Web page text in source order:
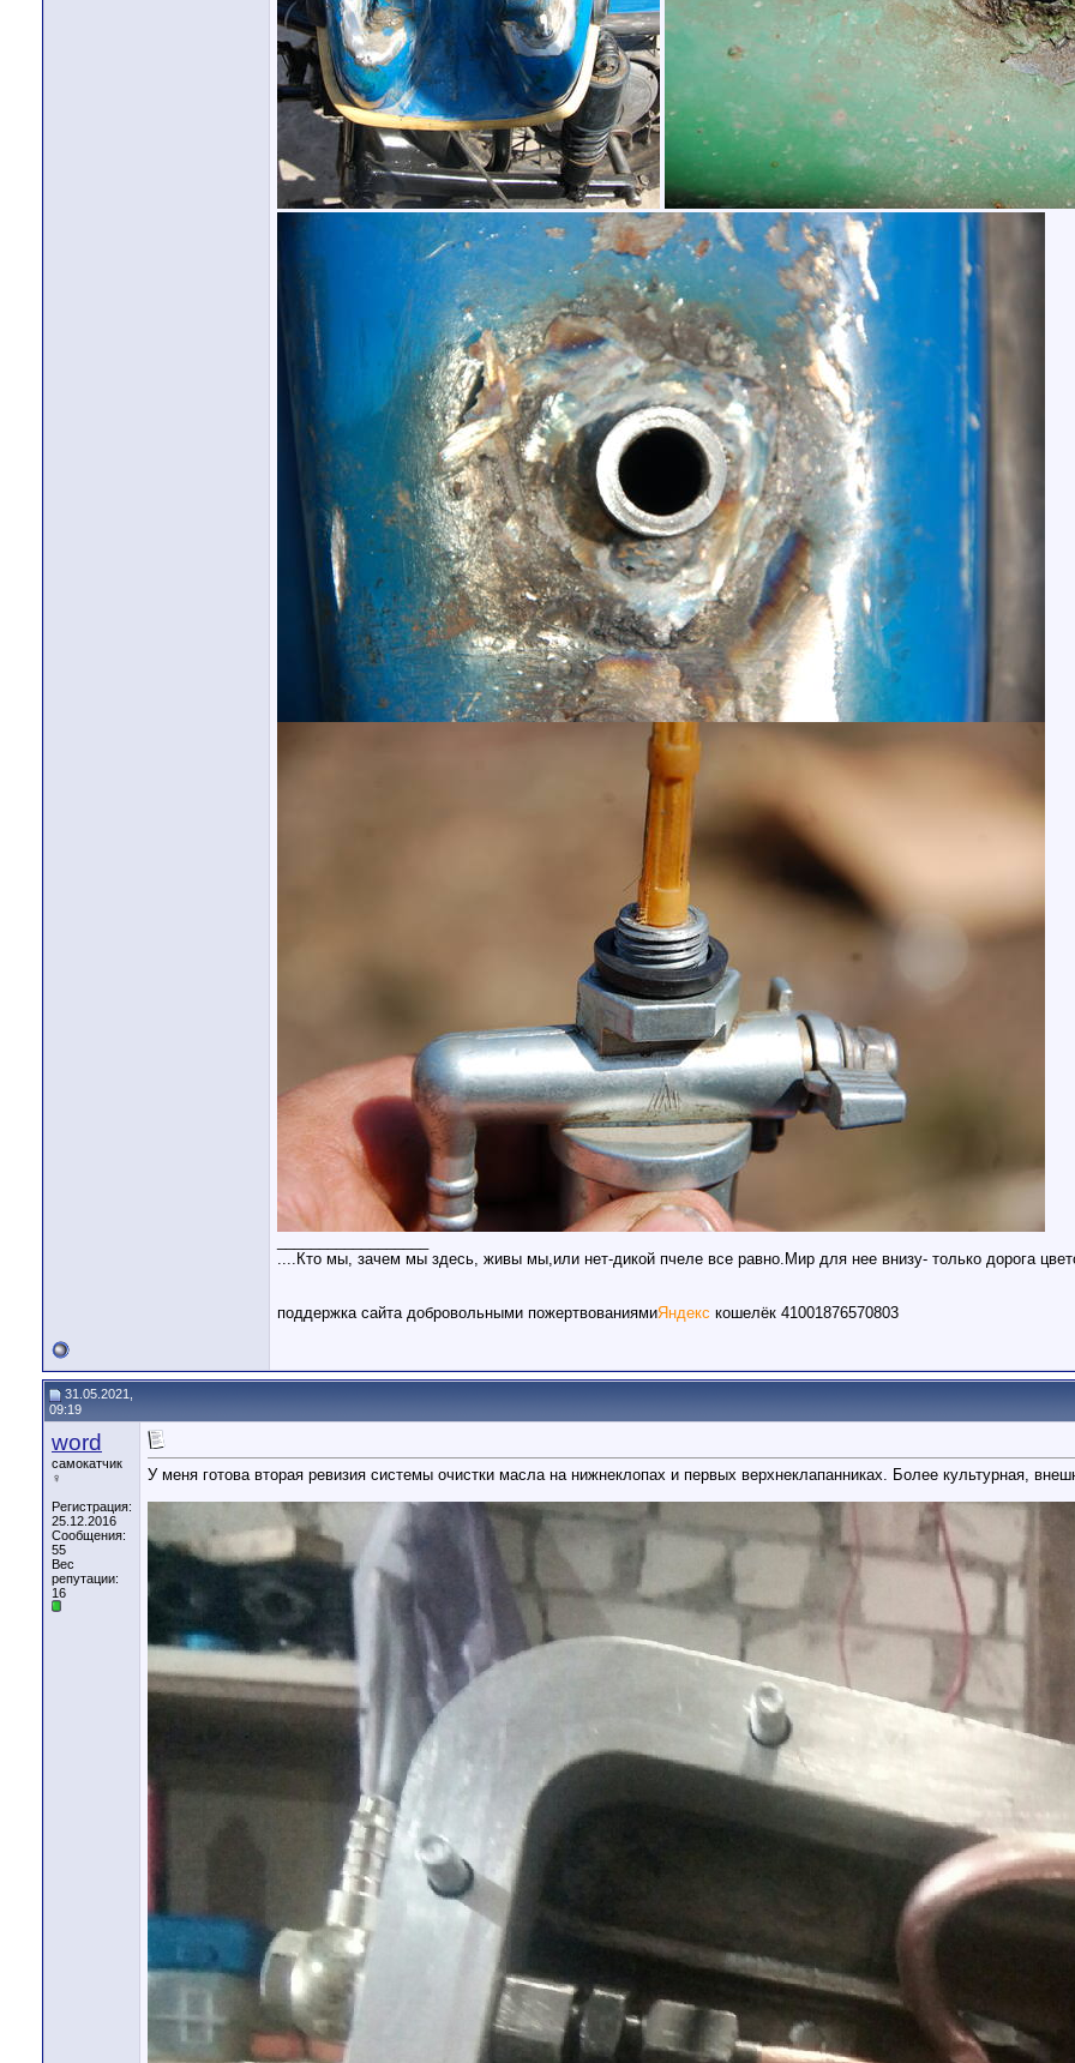
....Кто мы, зачем мы здесь, живы мы,или нет-дикой пчеле все равно.Мир для нее внизу- только дорога
поддержка сайта добровольными пожертвованиямиЯндекс кошелёк 41001876570803
31.05.2021,
09:19
word
самокатчик
♀
Регистрация:
25.12.2016
Сообщения:
55
Вес
репутации:
16
У меня готова вторая ревизия системы очистки масла на нижнеклопах и первых верхнеклапанниках. Более культурная,